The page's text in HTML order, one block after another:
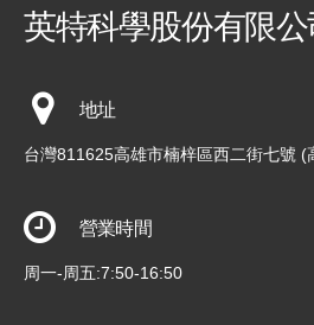
英特科學股份有限公
地址
台灣811625高雄市楠梓區西二街七號 (
營業時間
周一-周五:7:50-16:50